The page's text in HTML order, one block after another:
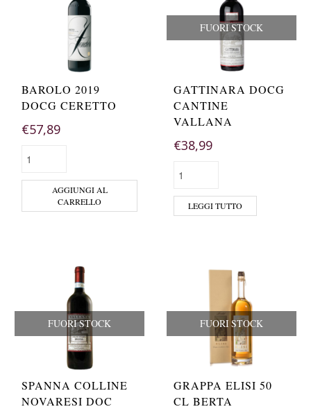
BAROLO 2019
DOCG CERETTO
€57,89
AGGIUNGI AL
CARRELLO
FUORI STOCK
GATTINARA DOCG
CANTINE
VALLANA
€38,99
LEGGI TUTTO
FUORI STOCK
SPANNA COLLINE
NOVARESI DOC
FUORI STOCK
GRAPPA ELISI 50
CL BERTA